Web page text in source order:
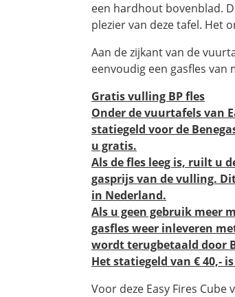
een hardhout bovenblad.
plezier van deze tafel. Het
Aan de zijkant van de
eenvoudig een gasfles van
Gratis vulling BP fles
Onder de vuurtafels van
statiegeld voor de
u gratis.
Als de fles leeg is, ruilt u
gasprijs van de vulling.
in Nederland.
Als u geen gebruik meer
gasfles weer inleveren
wordt terugbetaald door
Het statiegeld van € 40,-
Voor deze Easy Fires